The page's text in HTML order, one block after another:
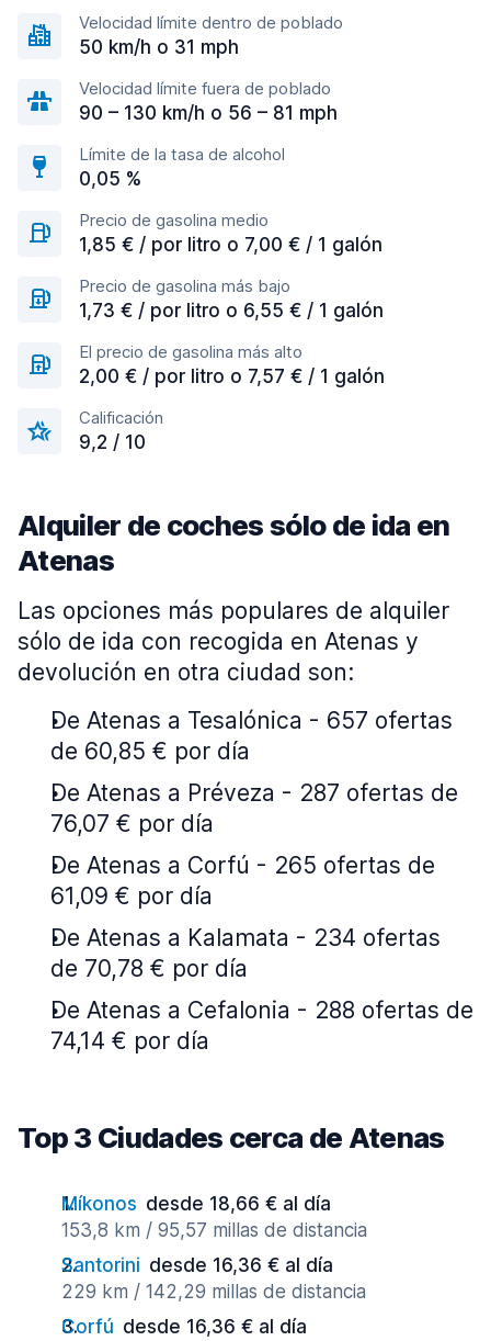
Velocidad límite dentro de poblado
50 km/h o 31 mph
Velocidad límite fuera de poblado
90 – 130 km/h o 56 – 81 mph
Límite de la tasa de alcohol
0,05 %
Precio de gasolina medio
1,85 € / por litro o 7,00 € / 1 galón
Precio de gasolina más bajo
1,73 € / por litro o 6,55 € / 1 galón
El precio de gasolina más alto
2,00 € / por litro o 7,57 € / 1 galón
Calificación
9,2 / 10
Alquiler de coches sólo de ida en
Atenas
Las opciones más populares de alquiler
sólo de ida con recogida en Atenas y
devolución en otra ciudad son:
De Atenas a Tesalónica - 657 ofertas
de 60,85 € por día
De Atenas a Préveza - 287 ofertas de
76,07 € por día
De Atenas a Corfú - 265 ofertas de
61,09 € por día
De Atenas a Kalamata - 234 ofertas
de 70,78 € por día
De Atenas a Cefalonia - 288 ofertas de
74,14 € por día
Top 3 Ciudades cerca de Atenas
Míkonos desde 18,66 € al día
153,8 km / 95,57 millas de distancia
Santorini desde 16,36 € al día
229 km / 142,29 millas de distancia
Corfú desde 16,36 € al día